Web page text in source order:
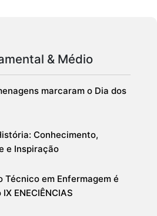
& Médio
marcaram o Dia dos
Conhecimento,
e Inspiração
Técnico em Enfermagem é
ENECIÊNCIAS